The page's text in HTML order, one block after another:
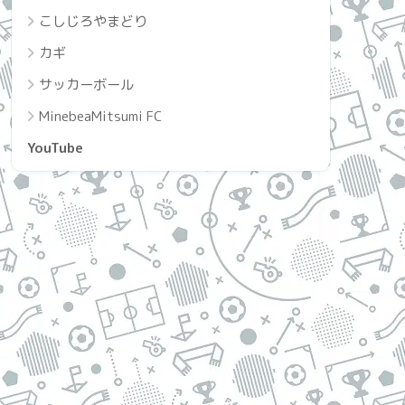
こしじろやまどり
カギ
サッカーボール
MinebeaMitsumi FC
YouTube